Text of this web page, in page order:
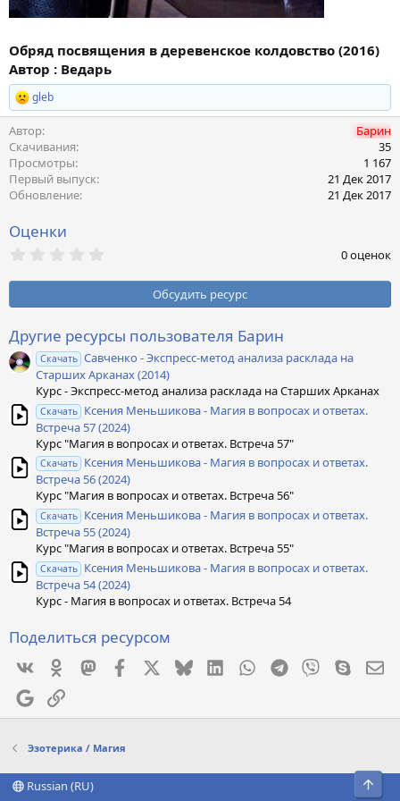
Обряд посвящения в деревенское колдовство (2016)
Автор : Ведарь
Р
е
а
к
ц
и
и
:
gleb
Автор
Барин
Скачивания
35
Просмотры
1 167
Первый выпуск
21 Дек 2017
Обновление
21 Дек 2017
Оценки
0
з
ё
з
д
0 оценок
Обсудить ресурс
Другие ресурсы пользователя Барин
Скачать Савченко - Экспресс-метод анализа расклада на
Старших Арканах (2014)
Курс - Экспресс-метод анализа расклада на Старших Арканах
Скачать Ксения Меньшикова - Магия в вопросах и ответах.
Встреча 57 (2024)
Курс "Магия в вопросах и ответах. Встреча 57"
Скачать Ксения Меньшикова - Магия в вопросах и ответах.
Встреча 56 (2024)
Курс "Магия в вопросах и ответах. Встреча 56"
Скачать Ксения Меньшикова - Магия в вопросах и ответах.
Встреча 55 (2024)
Курс "Магия в вопросах и ответах. Встреча 55"
Скачать Ксения Меньшикова - Магия в вопросах и ответах.
Встреча 54 (2024)
Курс - Магия в вопросах и ответах. Встреча 54
Поделиться ресурсом
VkontakteOdnoklassniki
MastodonFacebook BlueskyLinkedInWhatsApp
Telegram
Viber Skype
GoogleСсылка
Эзотерика / Магия
Russian (RU)